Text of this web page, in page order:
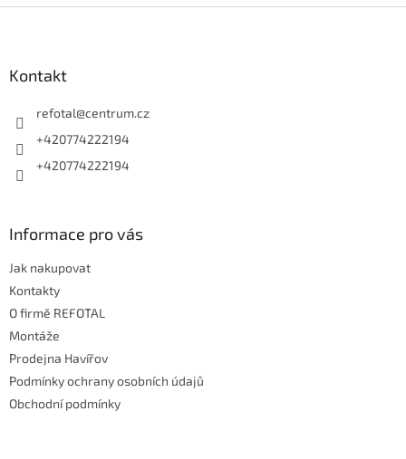
Kontakt
refotal@centrum.cz
+420774222194
+420774222194
Informace pro vás
Jak nakupovat
Kontakty
O firmě REFOTAL
Montáže
Prodejna Havířov
Podmínky ochrany osobních údajů
Obchodní podmínky